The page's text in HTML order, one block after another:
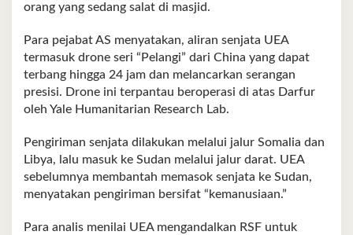
orang yang sedang salat di masjid.
Para pejabat AS menyatakan, aliran senjata UEA
termasuk drone seri “Pelangi” dari China yang dapat
terbang hingga 24 jam dan melancarkan serangan
presisi. Drone ini terpantau beroperasi di atas Darfur
oleh Yale Humanitarian Research Lab.
Pengiriman senjata dilakukan melalui jalur Somalia dan
Libya, lalu masuk ke Sudan melalui jalur darat. UEA
sebelumnya membantah memasok senjata ke Sudan,
menyatakan pengiriman bersifat “kemanusiaan.”
Para analis menilai UEA mengandalkan RSF untuk